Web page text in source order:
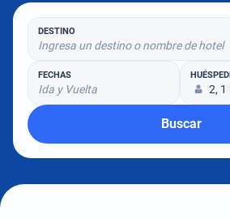
DESTINO
Ingresa un destino o nombre de hotel
FECHAS
Ida y Vuelta 2, 1
Buscar